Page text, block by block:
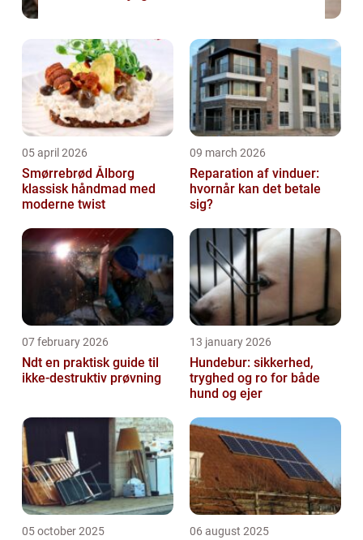
05 april 2026
Smørrebrød Ålborg
klassisk håndmad med
moderne twist
09 march 2026
Reparation af vinduer:
hvornår kan det betale
sig?
07 february 2026
Ndt en praktisk guide til
ikke-destruktiv prøvning
13 january 2026
Hundebur: sikkerhed,
tryghed og ro for både
hund og ejer
05 october 2025 06 august 2025